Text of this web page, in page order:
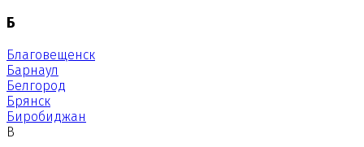
Б
Благовещенск
Барнаул
Белгород
Брянск
Биробиджан
В